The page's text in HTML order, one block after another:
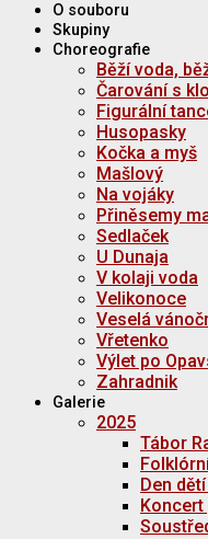
O souboru
Skupiny
Choreografie
Běží voda,
Čarování s
Figurální
Husopasky
Kočka a myš
Mašlový
Na vojáky
Přiněsemy
Sedlaček
U Dunaja
V kolaji voda
Velikonoce
Veselá
Vřetenko
Výlet po
Zahradnik
Galerie
2025
Tábor
Den
Koncert